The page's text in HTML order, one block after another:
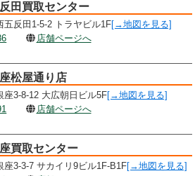
田買取センター
五反田1-5-2 トラヤビル1F[→地図を見る]
店舗ページへ
松屋通り店
座3-8-12 大広朝日ビル5F[→地図を見る]
店舗ページへ
買取センター
座3-3-7 サカイリ9ビル1F-B1F[→地図を見る]